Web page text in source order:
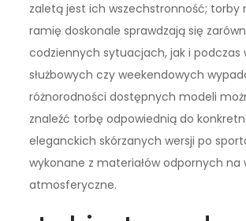
zaletą jest ich wszechstronność; torby
ramię doskonale sprawdzają się
codziennych sytuacjach, jak i podczas
służbowych czy weekendowych
różnorodności dostępnych modeli
znaleźć torbę odpowiednią do
eleganckich skórzanych wersji po
wykonane z materiałów odpornych na
atmosferyczne.